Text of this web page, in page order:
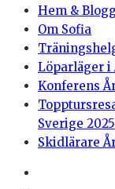
Hem & Blogg
Om Sofia
Löparläger i
Konferens
Sverige 2025
Skidlärare